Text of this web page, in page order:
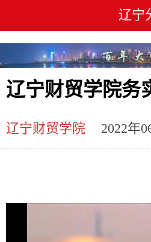
辽宁
辽宁财贸学院务
辽宁财贸学院 2022年